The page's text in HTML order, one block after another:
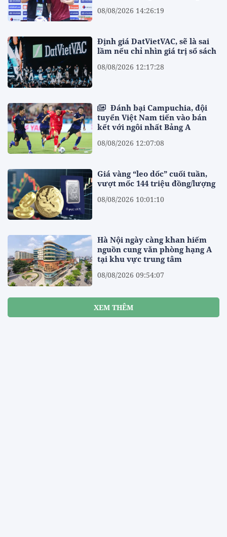
08/08/2026 14:26:19
Định giá DatVietVAC, sẽ là sai
lầm nếu chỉ nhìn giá trị sổ sách
08/08/2026 12:17:28
Đánh bại Campuchia, đội
tuyển Việt Nam tiến vào bán
kết với ngôi nhất Bảng A
08/08/2026 12:07:08
Giá vàng “leo dốc” cuối tuần,
vượt mốc 144 triệu đồng/lượng
08/08/2026 10:01:10
Hà Nội ngày càng khan hiếm
nguồn cung văn phòng hạng A
tại khu vực trung tâm
08/08/2026 09:54:07
XEM THÊM